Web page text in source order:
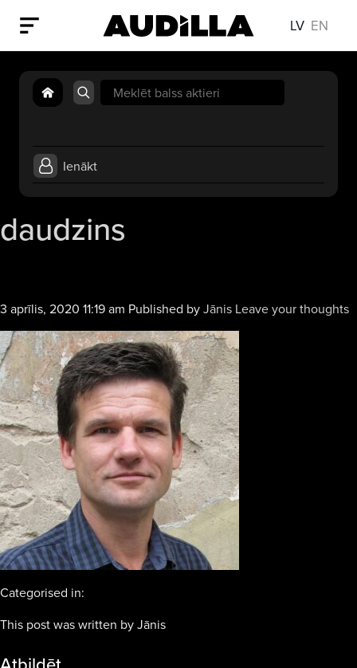
LV EN
Search
for:
Ienākt
daudzins
3 aprīlis, 2020 11:19 am Published byJānis Leave your thoughts
Categorised in:
This post was written by Jānis